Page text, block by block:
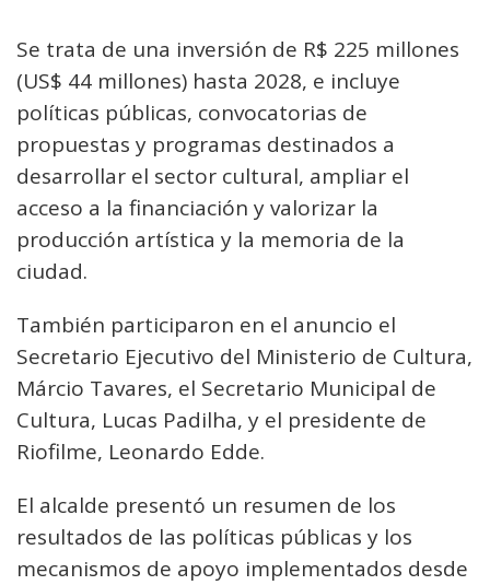
Se trata de una inversión de R$ 225 millones
(US$ 44 millones) hasta 2028, e incluye
políticas públicas, convocatorias de
propuestas y programas destinados a
desarrollar el sector cultural, ampliar el
acceso a la financiación y valorizar la
producción artística y la memoria de la
ciudad.
También participaron en el anuncio el
Secretario Ejecutivo del Ministerio de Cultura,
Márcio Tavares, el Secretario Municipal de
Cultura, Lucas Padilha, y el presidente de
Riofilme, Leonardo Edde.
El alcalde presentó un resumen de los
resultados de las políticas públicas y los
mecanismos de apoyo implementados desde